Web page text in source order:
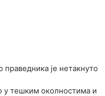
је нетакнуто
у тешким околностима и